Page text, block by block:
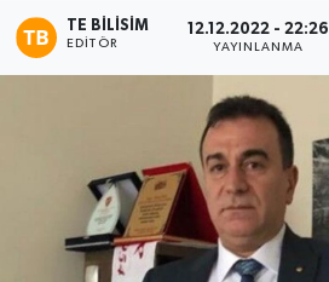
TE BILISIM
EDITÖR
12.12.2022 - 22:26
YAYINLANMA